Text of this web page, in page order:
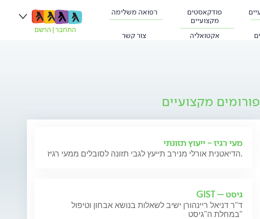
פודקאסטים
מקצועיים
רפואה משלימה
אקטואליה צור קשר
התחבר הרשם
פורומים מקצועיים
מעי רגיז - ייעוץ תזונתי
הדיאטנית אורלי מנירב תייעץ לגבי תזונה לסובלים ממעי רגיז.
גיסט – GIST
ד"ר דניאל ריינהורן ישיב לשאלות בנושא אבחון וטיפול
במחלת ה"גיסט"